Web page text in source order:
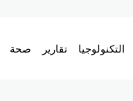
التكنولوجيا تقارير صحة